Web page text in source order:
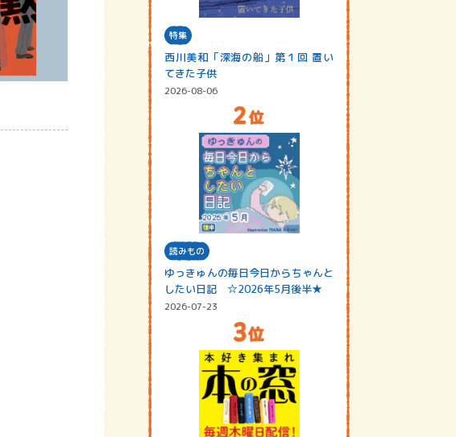
特集
西川美和「深海の船」第１回 置い
てきた子供
2026-08-06
読みもの
ゆっきゅんの毎日今日からちゃんと
したい日記 ☆2026年5月後半★
2026-07-23